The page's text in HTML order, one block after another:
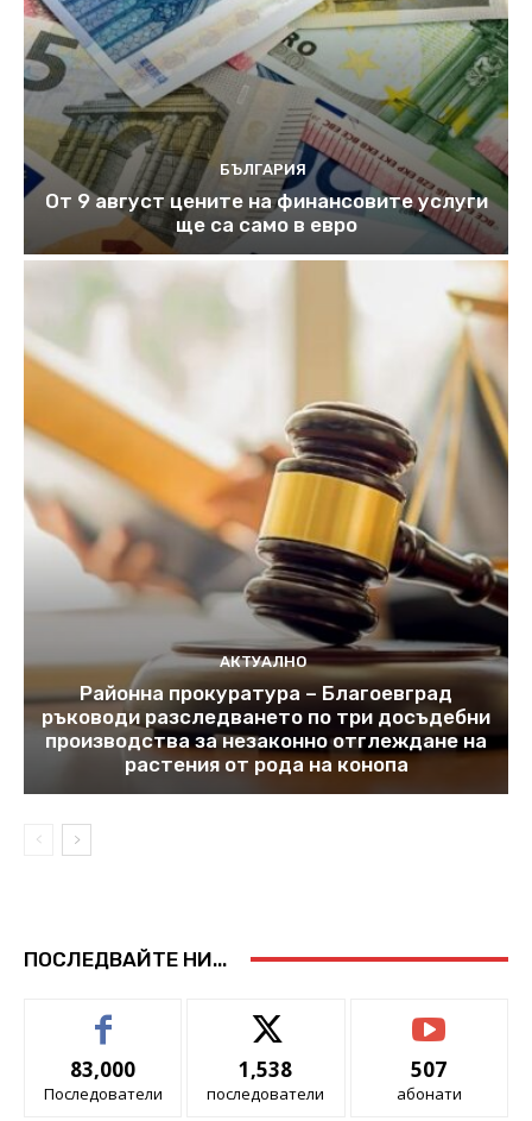
БЪЛГАРИЯ
От 9 август цените на финансовите услуги
ще са само в евро
АКТУАЛНО
Районна прокуратура – Благоевград
ръководи разследването по три досъдебни
производства за незаконно отглеждане на
растения от рода на конопа
ПОСЛЕДВАЙТЕ НИ...
83,000
Последователи
1,538
последователи
507
абонати